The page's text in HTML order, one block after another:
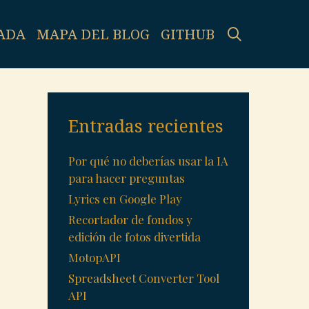
MAPA DEL BLOG GITHUB
Entradas recientes
Por qué no deberías usar la IA
para hacer preguntas
Lyrics en Google Play
Recortador de fondos y
edición de fotos divertida
MotopAPI
Spreadsheet Converter Tool
API